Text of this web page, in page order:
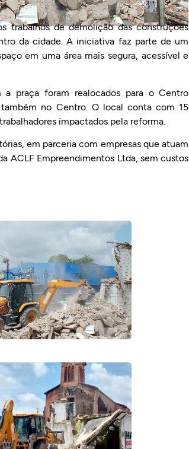
trabalhos de demolição das construções
da cidade. A iniciativa faz parte de um
em uma área mais segura, acessível e
praça foram realocados para o Centro
também no Centro. O local conta com 15
impactados pela reforma.
em parceria com empresas que atuam
ACLF Empreendimentos Ltda, sem custos